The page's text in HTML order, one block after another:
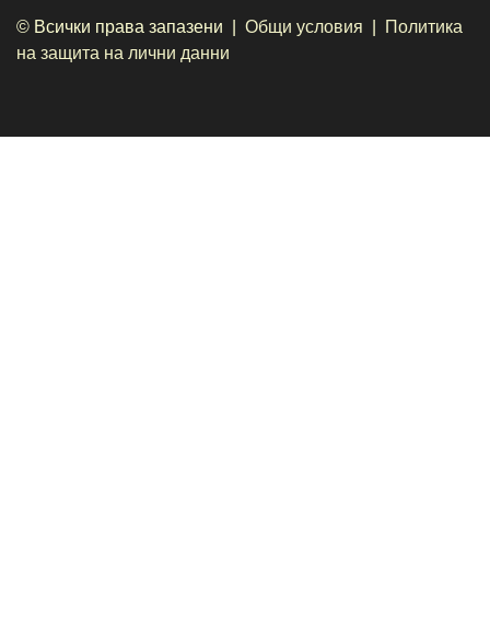
© Всички права запазени | Общи условия
Политика
на защита на лични данни